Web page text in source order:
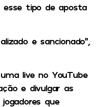
esse tipo de aposta
e sancionado”,
live no YouTube
e divulgar as
que